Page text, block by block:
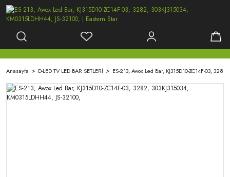
Anasayfa D-LED TV LED BAR SETLERİ ES-213, Awox Led Bar, KJ315D10-ZC14F-03,